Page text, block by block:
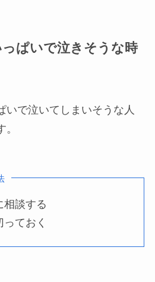
ぱいで泣きそうな時
いで泣いてしまいそうな人
相談する
ておく